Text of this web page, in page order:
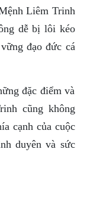
Liêm Trinh
dễ bị lôi kéo
đạo đức cá
đặc điểm và
cũng không
cạnh của cuộc
duyên và sức